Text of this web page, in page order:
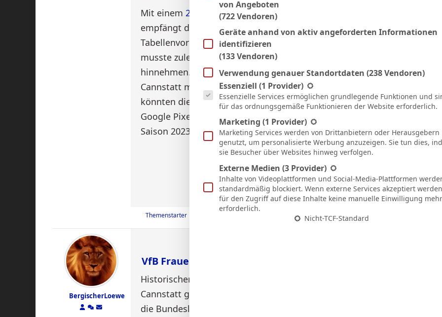
Mit einem 2:0-Auswärtssieg gegen den VfL Bochum
empfängt die Mannschaft von Cheftrainer Nico Schneck den
Tabellenvorletzten aus Wolfsburg. Die Zweitvertretung des VfL
musste zuletzt eine 1:3-Niederlage gegen den 1. FSV Mainz 05
hinnehmen. Auch das Hinrundenspiel konnten die Mädels aus
Cannstatt mit 9:1 für sich entscheiden. Mit einem weiteren Erfolg
könnten die VfB Frauen nun sogar den vorzeitigen Aufstieg in die
Google Pixel Frauen-Bundesliga perfekt machen – es wäre nach der
Saison 2023/2024 und 2024/2025 der dritte Aufstieg in Folge.
Antwort Zitat
Themenstarter
BergischerLoewe
VfB Frauen in der Bundesliga angekommen
Historischer Moment des VfB-Frauenfußballs: Den Mädels aus
Cannstatt gelingt der direkte Durchmarsch von der Oberliga bis in
die Bundesliga. Ein außergewöhnlicher, rekordträchtiger Erfolg, der
von Angeboten
(722 Vendoren)
Geräte anhand von aktiv angeforderten Informationen
identifizieren
(133 Vendoren)
Verwendung genauer Standortdaten (238 Vendoren)
Es folgt eine Liste der Service-Gruppen, für die eine Einwilligung
Essenziell (1 Provider)
Essenzielle Services ermöglichen grundlegende Funktionen und
für das ordnungsgemäße Funktionieren der Website erforderlich.
Marketing (1 Provider)
Marketing Services werden von Drittanbietern oder Herausgebern
genutzt, um personalisierte Werbung anzuzeigen. Sie tun dies,
sie Besucher über Websites hinweg verfolgen.
Externe Medien (3 Provider)
Inhalte von Videoplattformen und Social-Media-Plattformen
standardmäßig blockiert. Wenn externe Services akzeptiert
für den Zugriff auf diese Inhalte keine manuelle Einwilligung mehr
erforderlich.
Nicht-TCF-Standard